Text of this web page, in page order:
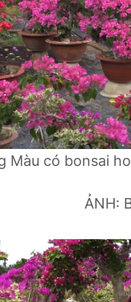
Màu có bonsai
ẢNH: